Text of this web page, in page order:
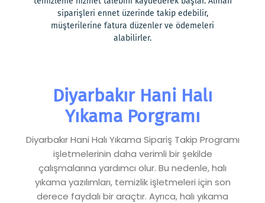
siparişleri ennet üzerinde takip edebilir,
müşterilerine fatura düzenler ve ödemeleri
alabilirler.
Diyarbakır Hani Halı
Yıkama Porgramı
Diyarbakır Hani Halı Yıkama Sipariş Takip Programı
işletmelerinin daha verimli bir şekilde
çalışmalarına yardımcı olur. Bu nedenle, halı
yıkama yazılımları, temizlik işletmeleri için son
derece faydalı bir araçtır. Ayrıca, halı yıkama